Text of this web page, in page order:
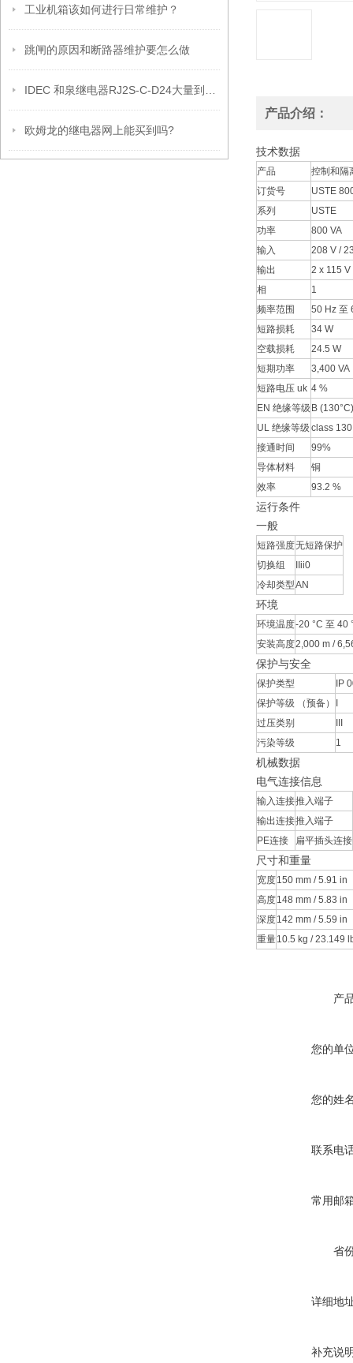
工业机箱该如何进行日常维护？
跳闸的原因和断路器维护要怎么做
欧姆龙的继电器网上能买到吗?
产品介绍：
技术数据
产品
控制和隔
订货号
USTE
系列
USTE
功率
800 VA
输入
208 V /
输出
2 x 115 V
相
1
频率范围
50 Hz 至
短路损耗
34 W
空载损耗
24.5 W
短期功率
3,400 VA
短路电压 uk 4 %
EN 绝缘等级 B (130°C)
UL 绝缘等级 class 130
接通时间
99%
导体材料
铜
效率
93.2 %
运行条件
一般
短路强度无短路保护
切换组
IIii0
冷却类型AN
环境
环境温度-20 °C 至 40
安装高度2,000 m /
保护与安全
保护类型
IP
保护等级 （预备）
过压类别
污染等级
1
机械数据
电气连接信息
输入连接推入端子
输出连接推入端子
PE连接
扁平插头连接
尺寸和重量
宽度150 mm / 5.91 in
高度148 mm / 5.83 in
深度142 mm / 5.59 in
重量10.5 kg / 23.149
产
您的单
您的姓
联系电
常用邮
省
详细地
补充说